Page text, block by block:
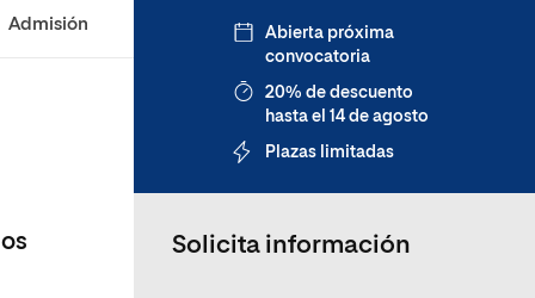
Facultad de Artes y Ciencias
Admisión
Abierta próxima
convocatoria
20% de descuento
hasta el 14 de agosto
Plazas limitadas
Solicita información